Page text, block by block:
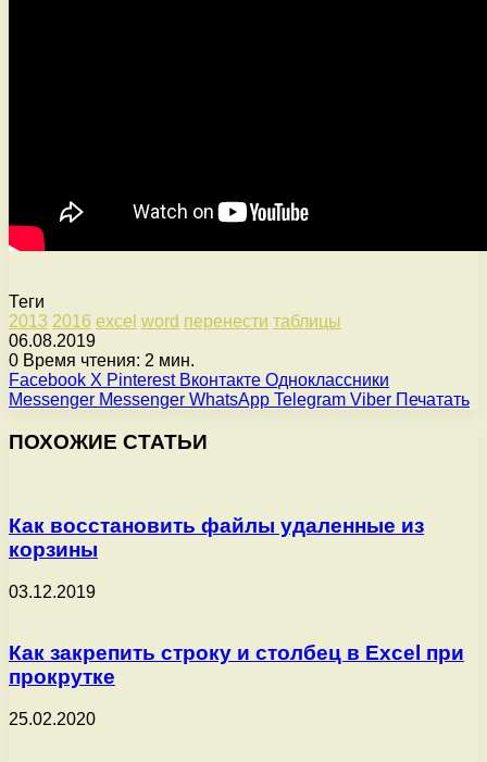
Теги
2013 2016 excel word перенести таблицы
06.08.2019
0 Время чтения: 2 мин.
Facebook X Pinterest Вконтакте Одноклассники
Messenger Messenger WhatsApp Telegram Viber Печатать
ПОХОЖИЕ СТАТЬИ
Как восстановить файлы удаленные из
корзины
03.12.2019
Как закрепить строку и столбец в Excel при
прокрутке
25.02.2020